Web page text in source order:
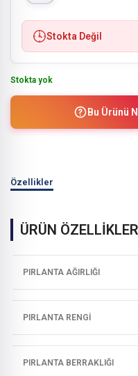
Stokta Değil
Stokta yok
Bu Ürünü
Özellikler
ÜRÜN
PIRLANTA AĞIRLIĞI
PIRLANTA RENGI
PIRLANTA BERRAKLIĞI